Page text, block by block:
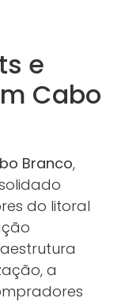
e
Cabo
Branco,
do litoral
a